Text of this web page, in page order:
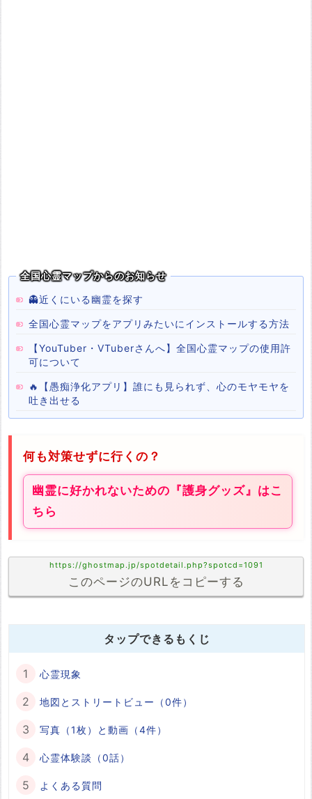
全国心霊マップからのお知らせ
👻近くにいる幽霊を探す
全国心霊マップをアプリみたいにインストールする方法
【YouTuber・VTuberさんへ】全国心霊マップの使用許
可について
🔥【愚痴浄化アプリ】誰にも見られず、心のモヤモヤを
吐き出せる
何も対策せずに行くの？
幽霊に好かれないための『護身グッズ』はこ
ちら
https://ghostmap.jp/spotdetail.php?spotcd=1091
このページのURLをコピーする
タップできるもくじ
心霊現象
地図とストリートビュー（0件）
写真（1枚）と動画（4件）
心霊体験談（0話）
よくある質問